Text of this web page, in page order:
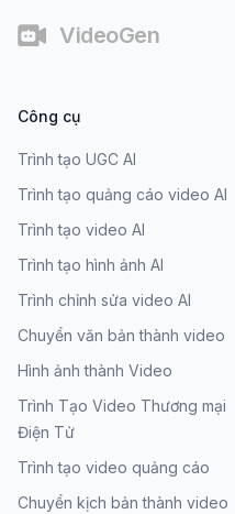
VideoGen
Công cụ
Trình tạo UGC AI
Trình tạo quảng cáo video AI
Trình tạo video AI
Trình tạo hình ảnh AI
Trình chỉnh sửa video AI
Chuyển văn bản thành video
Hình ảnh thành Video
Trình Tạo Video Thương mại
Điện Tử
Trình tạo video quảng cáo
Chuyển kịch bản thành video